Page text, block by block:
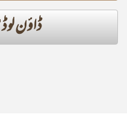
ڈاؤن لوڈ PDF